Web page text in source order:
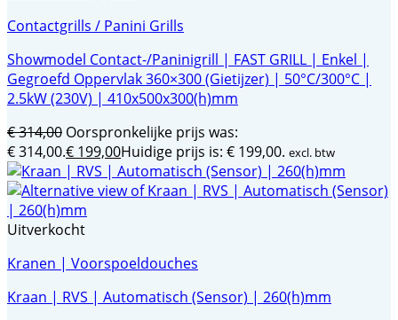
Contactgrills / Panini Grills
Showmodel Contact-/Paninigrill | FAST GRILL | Enkel |
Gegroefd Oppervlak 360×300 (Gietijzer) | 50°C/300°C |
2.5kW (230V) | 410x500x300(h)mm
€314,00 Oorspronkelijke prijs was:
€ 314,00.€ 199,00Huidige prijs is: € 199,00. excl. btw
Uitverkocht
Kranen | Voorspoeldouches
Kraan | RVS | Automatisch (Sensor) | 260(h)mm